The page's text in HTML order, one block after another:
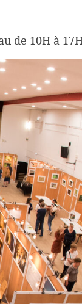
de 10H à